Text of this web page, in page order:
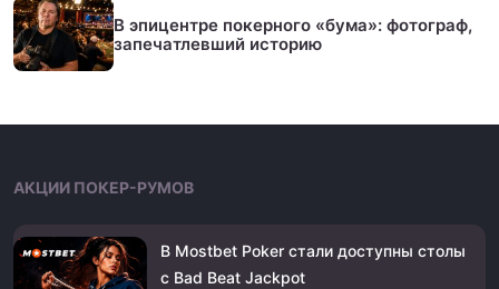
В эпицентре покерного «бума»: фотограф,
запечатлевший историю
АКЦИИ ПОКЕР-РУМОВ
В Mostbet Poker стали доступны столы
с Bad Beat Jackpot